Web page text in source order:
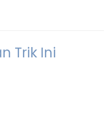
Trik Ini